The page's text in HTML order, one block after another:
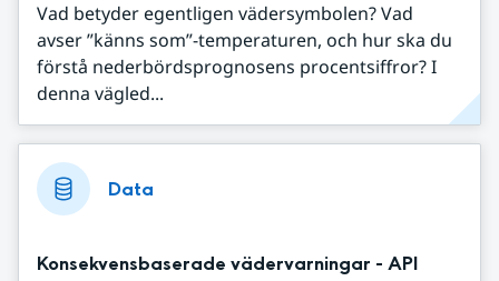
Vad betyder egentligen vädersymbolen? Vad
avser ”känns som”-temperaturen, och hur ska du
förstå nederbördsprognosens procentsiffror? I
denna vägled...
Data
Konsekvensbaserade vädervarningar - API